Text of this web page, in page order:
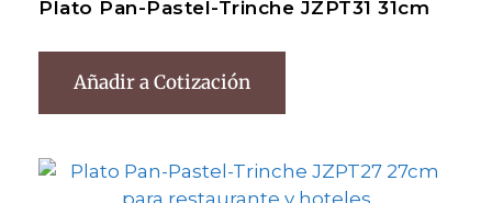
Plato Pan-Pastel-Trinche JZPT31 31cm
Añadir a Cotización